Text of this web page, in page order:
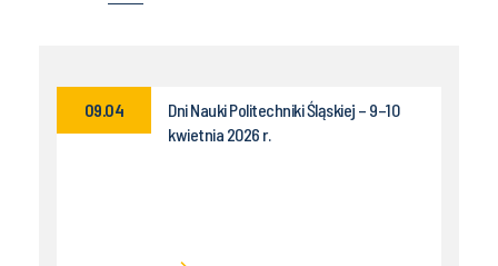
Dni Nauki Politechniki Śląskiej – 9–10
kwietnia 2026 r.
09.04